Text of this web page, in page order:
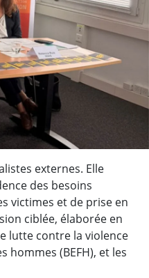
externes. Elle
des besoins
victimes et de prise en
ciblée, élaborée en
lutte contre la violence
hommes (BEFH), et les